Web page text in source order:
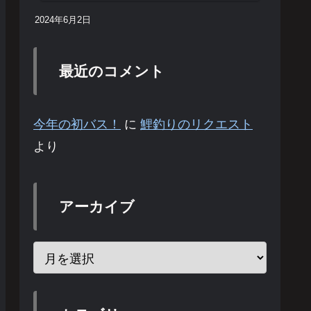
2024年6月2日
最近のコメント
今年の初バス！ に 鯉釣りのリクエスト
より
アーカイブ